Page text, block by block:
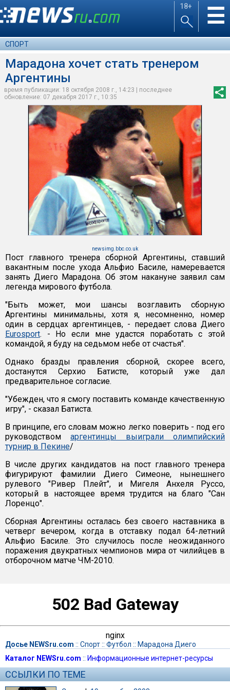
18+ ☰
СПОРТ
Марадона хочет стать тренером
Аргентины
время публикации: 18 октября 2008 г., 14:23 | последнее
обновление: 07 декабря 2017 г., 10:35
newsimg.bbc.co.uk
Пост главного тренера сборной Аргентины, ставший
вакантным после ухода Альфио Басиле, намеревается
занять Диего Марадона. Об этом накануне заявил сам
легенда мирового футбола.
"Быть может, мои шансы возглавить сборную
Аргентины минимальны, хотя я, несомненно, номер
один в сердцах аргентинцев, - передает слова Диего
Eurosport. - Но если мне удастся поработать с этой
командой, я буду на седьмом небе от счастья".
Однако бразды правления сборной, скорее всего,
достанутся Серхио Батисте, который уже дал
предварительное согласие.
"Убежден, что я смогу поставить команде качественную
игру", - сказал Батиста.
В принципе, его словам можно легко поверить - под его
руководством аргентинцы выиграли олимпийский
турнир в Пекине/
В числе других кандидатов на пост главного тренера
фигурируют фамилии Диего Симеоне, нынешнего
рулевого "Ривер Плейт", и Мигеля Анхеля Руссо,
который в настоящее время трудится на благо "Сан
Лоренцо".
Сборная Аргентины осталась без своего наставника в
четверг вечером, когда в отставку подал 64-летний
Альфио Басиле. Это случилось после неожиданного
поражения двукратных чемпионов мира от чилийцев в
отборочном матче ЧМ-2010.
502 Bad Gateway
nginx
Досье NEWSru.com :: Спорт:: Футбол :: Марадона Диего
Каталог NEWSru.com :: Информационные интернет-ресурсы
ССЫЛКИ ПО ТЕМЕ